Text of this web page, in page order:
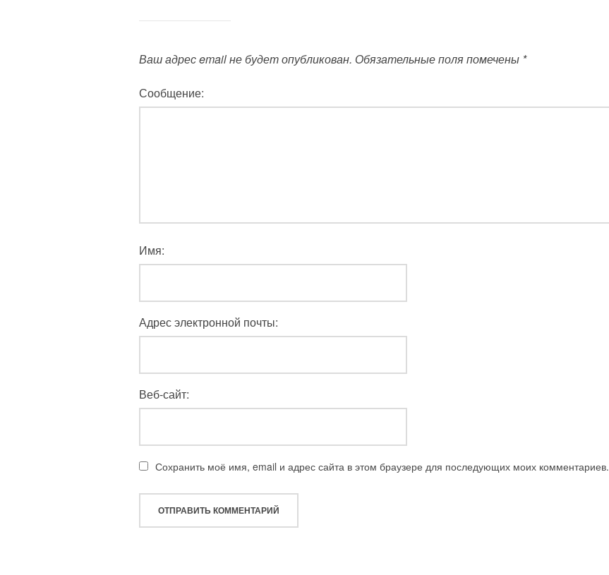
Ваш адрес email не будет опубликован. Обязательные поля помечены *
Сообщение:
Имя:
Адрес электронной почты:
Веб-сайт:
Сохранить моё имя, email и адрес сайта в этом браузере для последующих моих комментариев.